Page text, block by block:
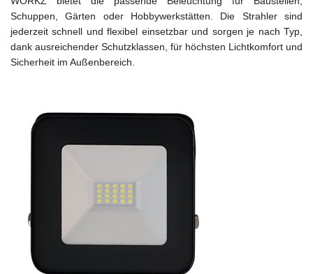
Schuppen, Gärten oder Hobbywerkstätten. Die Strahler sind
jederzeit schnell und flexibel einsetzbar und sorgen je nach Typ,
dank ausreichender Schutzklassen, für höchsten Lichtkomfort und
Sicherheit im Außenbereich.